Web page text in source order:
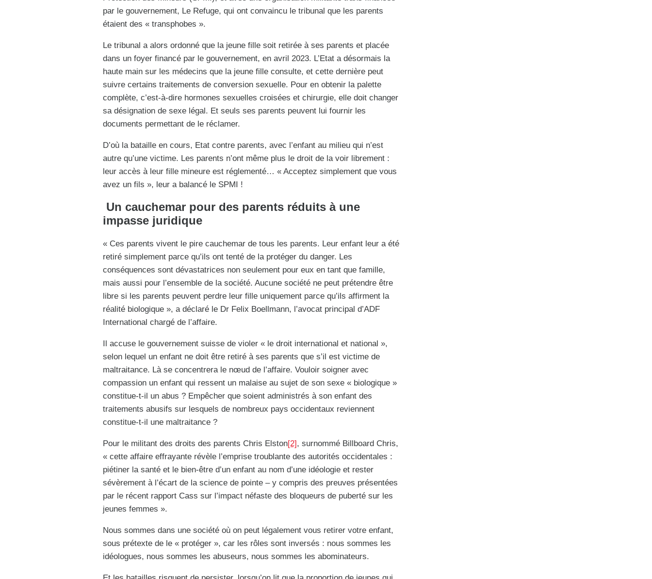
par le gouvernement, Le Refuge, qui ont convaincu le tribunal que les parents
étaient des « transphobes ».
Le tribunal a alors ordonné que la jeune fille soit retirée à ses parents et placée
dans un foyer financé par le gouvernement, en avril 2023. L’Etat a désormais la
haute main sur les médecins que la jeune fille consulte, et cette dernière peut
suivre certains traitements de conversion sexuelle. Pour en obtenir la palette
complète, c’est-à-dire hormones sexuelles croisées et chirurgie, elle doit changer
sa désignation de sexe légal. Et seuls ses parents peuvent lui fournir les
documents permettant de le réclamer.
D’où la bataille en cours, Etat contre parents, avec l’enfant au milieu qui n’est
autre qu’une victime. Les parents n’ont même plus le droit de la voir librement :
leur accès à leur fille mineure est réglementé… « Acceptez simplement que vous
avez un fils », leur a balancé le SPMI !
Un cauchemar pour des parents réduits à une
impasse juridique
« Ces parents vivent le pire cauchemar de tous les parents. Leur enfant leur a été
retiré simplement parce qu’ils ont tenté de la protéger du danger. Les
conséquences sont dévastatrices non seulement pour eux en tant que famille,
mais aussi pour l’ensemble de la société. Aucune société ne peut prétendre être
libre si les parents peuvent perdre leur fille uniquement parce qu’ils affirment la
réalité biologique », a déclaré le Dr Felix Boellmann, l’avocat principal d’ADF
International chargé de l’affaire.
Il accuse le gouvernement suisse de violer « le droit international et national »,
selon lequel un enfant ne doit être retiré à ses parents que s’il est victime de
maltraitance. Là se concentrera le nœud de l’affaire. Vouloir soigner avec
compassion un enfant qui ressent un malaise au sujet de son sexe « biologique »
constitue-t-il un abus ? Empêcher que soient administrés à son enfant des
traitements abusifs sur lesquels de nombreux pays occidentaux reviennent
constitue-t-il une maltraitance ?
Pour le militant des droits des parents Chris Elston[2] , surnommé Billboard Chris,
« cette affaire effrayante révèle l’emprise troublante des autorités occidentales :
piétiner la santé et le bien-être d’un enfant au nom d’une idéologie et rester
sévèrement à l’écart de la science de pointe – y compris des preuves présentées
par le récent rapport Cass sur l’impact néfaste des bloqueurs de puberté sur les
jeunes femmes ».
Nous sommes dans une société où on peut légalement vous retirer votre enfant,
sous prétexte de le « protéger », car les rôles sont inversés : nous sommes les
idéologues, nous sommes les abuseurs, nous sommes les abominateurs.